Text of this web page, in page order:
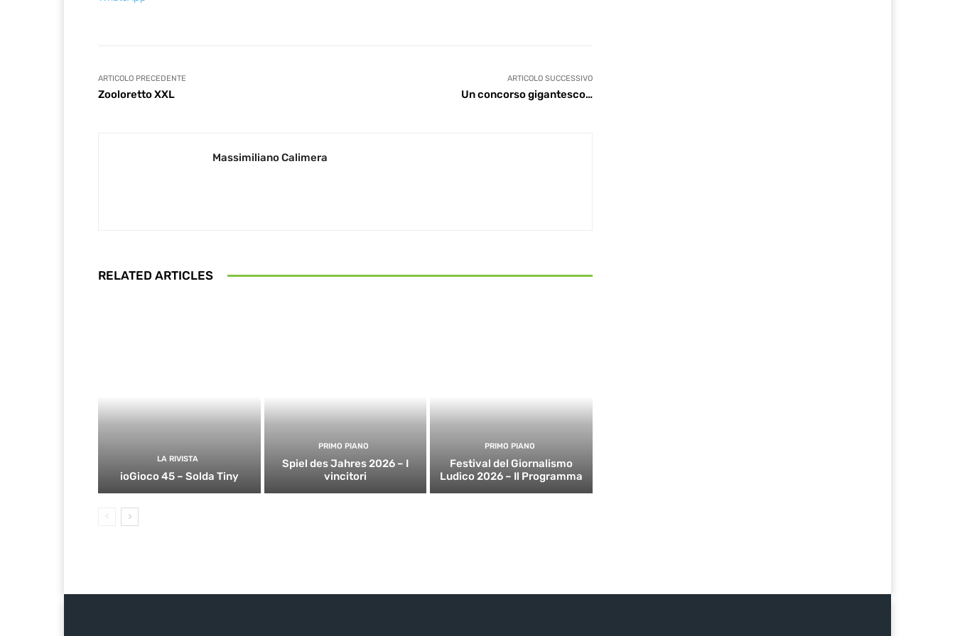
ARTICOLO PRECEDENTE
Zooloretto XXL
ARTICOLO SUCCESSIVO
Un concorso gigantesco…
Massimiliano Calimera
RELATED ARTICLES
LA RIVISTA
ioGioco 45 – Solda Tiny
PRIMO PIANO
Spiel des Jahres 2026 – I
vincitori
PRIMO PIANO
Festival del Giornalismo
Ludico 2026 – Il Programma